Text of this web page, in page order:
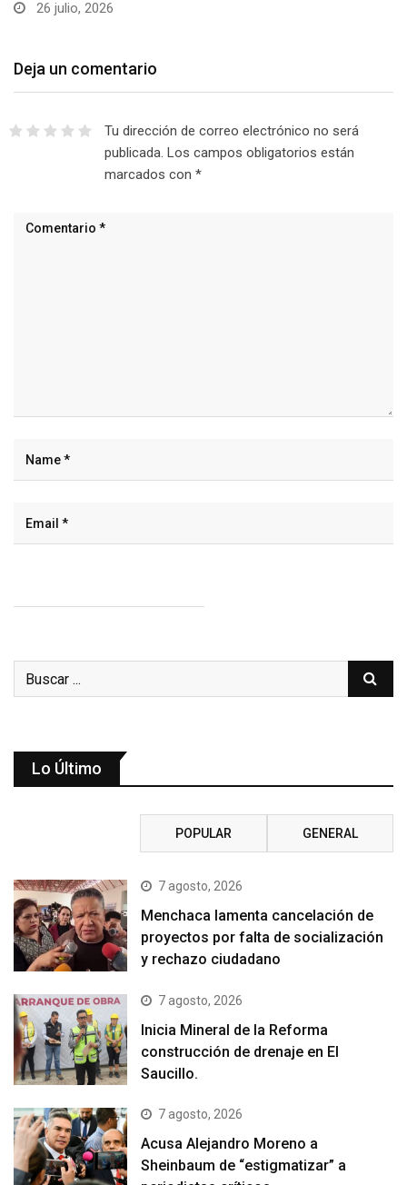
26 julio, 2026
Deja un comentario
Tu dirección de correo electrónico no será
publicada. Los campos obligatorios están
marcados con *
Lo Último
POPULAR GENERAL
7 agosto, 2026
Menchaca lamenta cancelación de
proyectos por falta de socialización
y rechazo ciudadano
7 agosto, 2026
Inicia Mineral de la Reforma
construcción de drenaje en El
Saucillo.
7 agosto, 2026
Acusa Alejandro Moreno a
Sheinbaum de “estigmatizar” a